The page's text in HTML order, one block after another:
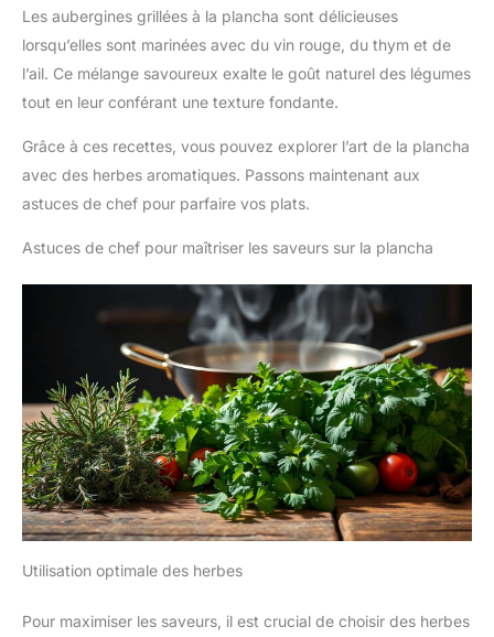
Les aubergines grillées à la plancha sont délicieuses
lorsqu’elles sont marinées avec du vin rouge, du thym et de
l’ail. Ce mélange savoureux exalte le goût naturel des légumes
tout en leur conférant une texture fondante.
Grâce à ces recettes, vous pouvez explorer l’art de la plancha
avec des herbes aromatiques. Passons maintenant aux
astuces de chef pour parfaire vos plats.
Astuces de chef pour maîtriser les saveurs sur la plancha
Utilisation optimale des herbes
Pour maximiser les saveurs, il est crucial de choisir des herbes